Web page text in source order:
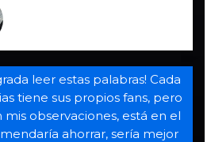
leer estas palabras! Cada
tiene sus propios fans, pero
mis observaciones, está en el
ahorrar, sería mejor